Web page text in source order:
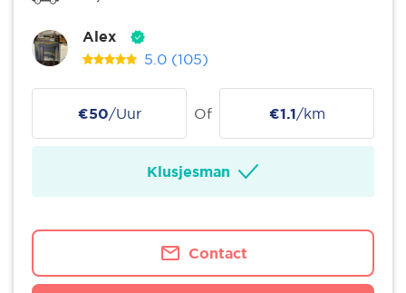
Alex
5.0 (105)
€50/Uur Of €1.1/km
Klusjesman
Contact